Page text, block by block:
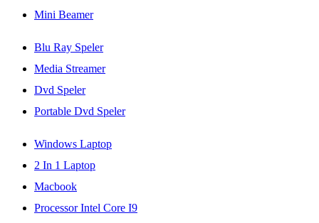
Mini Beamer
Blu Ray Speler
Media Streamer
Dvd Speler
Portable Dvd Speler
Windows Laptop
2 In 1 Laptop
Macbook
Processor Intel Core I9